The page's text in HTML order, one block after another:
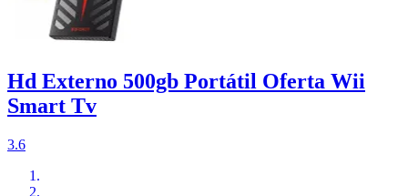
Hd Externo 500gb Portátil Oferta Wii
Smart Tv
3.6